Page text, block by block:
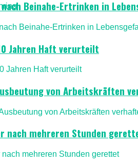
Beinahe-Ertrinken in
Jahren Haft verurteilt
von Arbeitskräften
nach mehreren Stunden